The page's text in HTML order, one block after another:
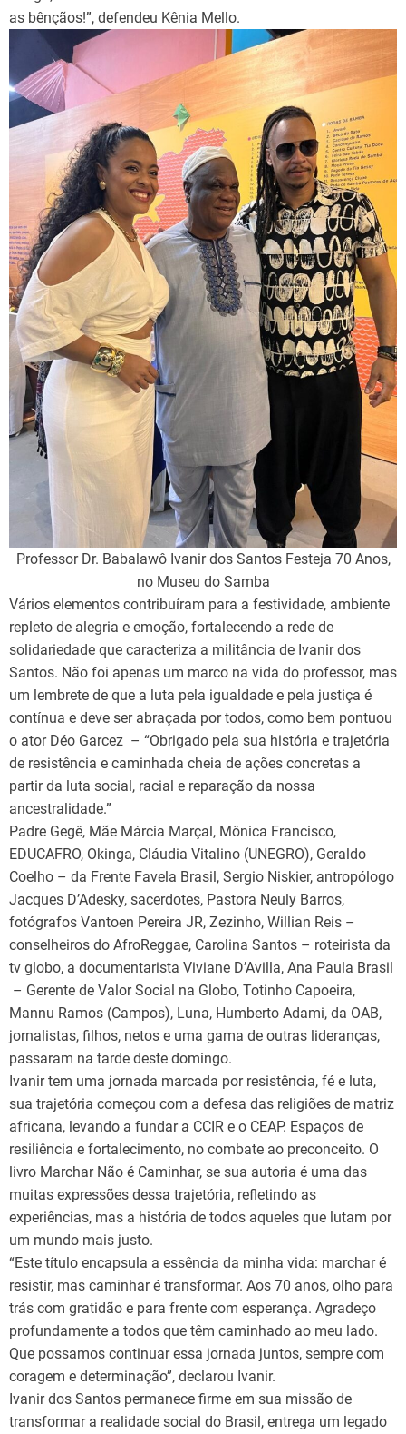
as bênçãos!”, defendeu Kênia Mello.
Professor Dr. Babalawô Ivanir dos Santos Festeja 70 Anos,
no Museu do Samba
Vários elementos contribuíram para a festividade, ambiente
repleto de alegria e emoção, fortalecendo a rede de
solidariedade que caracteriza a militância de Ivanir dos
Santos. Não foi apenas um marco na vida do professor, mas
um lembrete de que a luta pela igualdade e pela justiça é
contínua e deve ser abraçada por todos, como bem pontuou
o ator Déo Garcez – “Obrigado pela sua história e trajetória
de resistência e caminhada cheia de ações concretas a
partir da luta social, racial e reparação da nossa
ancestralidade.”
Padre Gegê, Mãe Márcia Marçal, Mônica Francisco,
EDUCAFRO, Okinga, Cláudia Vitalino (UNEGRO), Geraldo
Coelho – da Frente Favela Brasil, Sergio Niskier, antropólogo
Jacques D’Adesky, sacerdotes, Pastora Neuly Barros,
fotógrafos Vantoen Pereira JR, Zezinho, Willian Reis –
conselheiros do AfroReggae, Carolina Santos – roteirista da
tv globo, a documentarista Viviane D’Avilla, Ana Paula Brasil
– Gerente de Valor Social na Globo, Totinho Capoeira,
Mannu Ramos (Campos), Luna, Humberto Adami, da OAB,
jornalistas, filhos, netos e uma gama de outras lideranças,
passaram na tarde deste domingo.
Ivanir tem uma jornada marcada por resistência, fé e luta,
sua trajetória começou com a defesa das religiões de matriz
africana, levando a fundar a CCIR e o CEAP. Espaços de
resiliência e fortalecimento, no combate ao preconceito. O
livro Marchar Não é Caminhar, se sua autoria é uma das
muitas expressões dessa trajetória, refletindo as
experiências, mas a história de todos aqueles que lutam por
um mundo mais justo.
“Este título encapsula a essência da minha vida: marchar é
resistir, mas caminhar é transformar. Aos 70 anos, olho para
trás com gratidão e para frente com esperança. Agradeço
profundamente a todos que têm caminhado ao meu lado.
Que possamos continuar essa jornada juntos, sempre com
coragem e determinação”, declarou Ivanir.
Ivanir dos Santos permanece firme em sua missão de
transformar a realidade social do Brasil, entrega um legado